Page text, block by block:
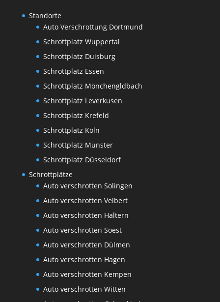
Standorte
Auto Verschrottung Dortmund
Schrottplatz Wuppertal
Schrottplatz Duisburg
Schrottplatz Essen
Schrottplatz Mönchengldbach
Schrottplatz Leverkusen
Schrottplatz Krefeld
Schrottplatz Köln
Schrottplatz Münster
Schrottplatz Düsseldorf
Schrottplätze
Auto verschrotten Solingen
Auto verschrotten Velbert
Auto verschrotten Haltern
Auto verschrotten Soest
Auto verschrotten Dülmen
Auto verschrotten Hagen
Auto verschrotten Kempen
Auto verschrotten Witten